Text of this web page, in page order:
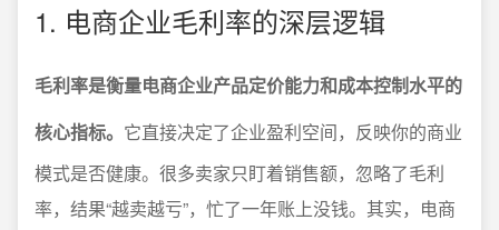
1. 电商企业毛利率的深层逻辑
毛利率是衡量电商企业产品定价能力和成本控制水平的
核心指标。 它直接决定了企业盈利空间，反映你的商业
模式是否健康。很多卖家只盯着销售额，忽略了毛利
率，结果“越卖越亏”，忙了一年账上没钱。其实，电商